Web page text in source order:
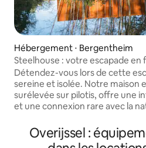
Hébergement ⋅ Bergentheim
Steelhouse : votre escapade en
bord du lac
Détendez-vous lors de cette
sereine et isolée. Notre maison
surélevée sur pilotis, offre une
et une connexion rare avec la
retraite paisible. À son point
au-dessus de l'eau, un coin
Overijssel :